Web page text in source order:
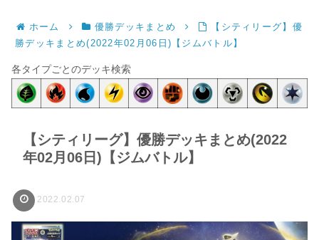
ホーム 優勝デッキまとめ
【シティリーグ】優
勝デッキまとめ(2022年02月06日)【ジムバトル】
各タイプごとのデッキ検索
【シティリーグ】優勝デッキまとめ(2022
年02月06日)【ジムバトル】
2022.02.07